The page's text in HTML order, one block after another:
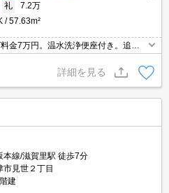
礼
7.2万
57.63m²
金7万円。温水洗浄便座付き。追い
が便利。エアコン2基付き。シュー
ト無料。
詳細を見る
本線/滋賀里駅 徒歩7分
市見世２丁目
建